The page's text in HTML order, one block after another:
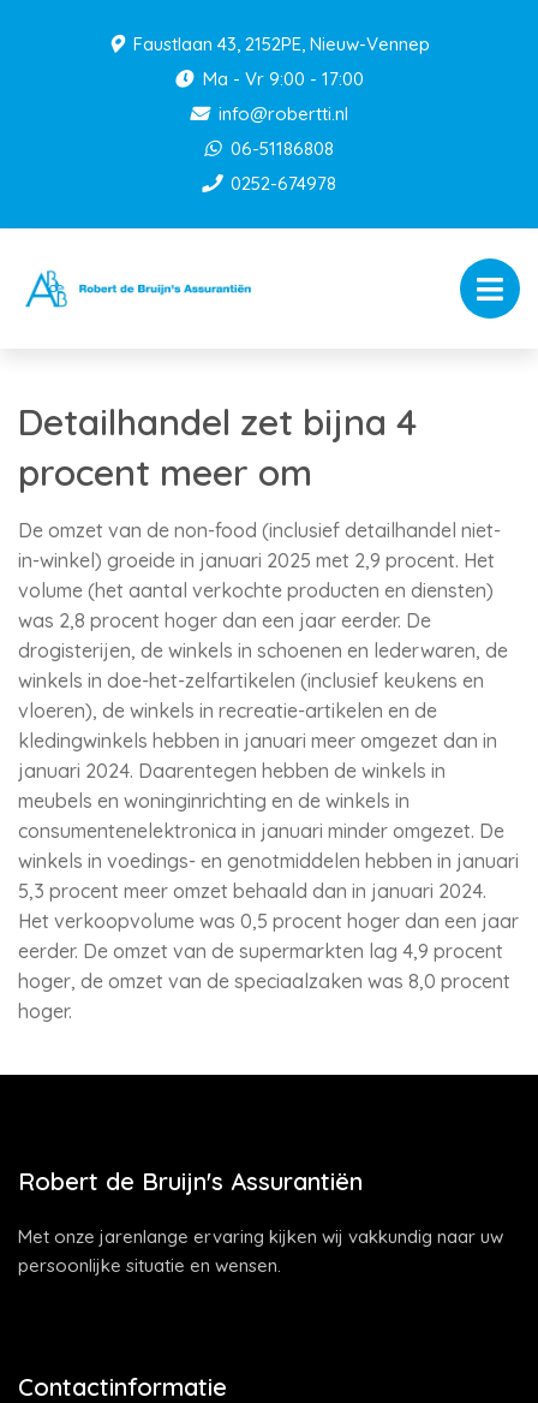
Faustlaan 43, 2152PE, Nieuw-Vennep
Ma - Vr 9:00 - 17:00
info@robertti.nl
06-51186808
0252-674978
Detailhandel zet bijna 4
procent meer om
De omzet van de non-food (inclusief detailhandel niet-
in-winkel) groeide in januari 2025 met 2,9 procent. Het
volume (het aantal verkochte producten en diensten)
was 2,8 procent hoger dan een jaar eerder. De
drogisterijen, de winkels in schoenen en lederwaren, de
winkels in doe-het-zelfartikelen (inclusief keukens en
vloeren), de winkels in recreatie-artikelen en de
kledingwinkels hebben in januari meer omgezet dan in
januari 2024. Daarentegen hebben de winkels in
meubels en woninginrichting en de winkels in
consumentenelektronica in januari minder omgezet. De
winkels in voedings- en genotmiddelen hebben in januari
5,3 procent meer omzet behaald dan in januari 2024.
Het verkoopvolume was 0,5 procent hoger dan een jaar
eerder. De omzet van de supermarkten lag 4,9 procent
hoger, de omzet van de speciaalzaken was 8,0 procent
hoger.
Robert de Bruijn's Assurantiën
Met onze jarenlange ervaring kijken wij vakkundig naar uw
persoonlijke situatie en wensen.
Contactinformatie